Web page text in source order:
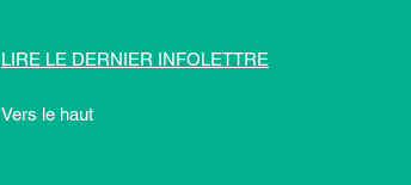
LIRE LE DERNIER INFOLETTRE
Vers le haut